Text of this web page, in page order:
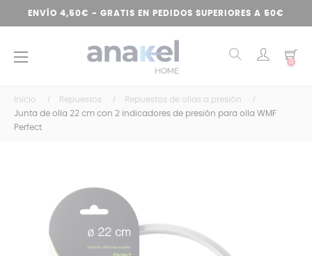
ENVÍO 4,50€ - GRATIS EN PEDIDOS SUPERIORES A 50€
Navegación
☰ 0
Inicio Repuestos
Repuestos de ollas a presión
Junta de olla 22 cm con 2 indicadores de presión para olla WMF
Perfect